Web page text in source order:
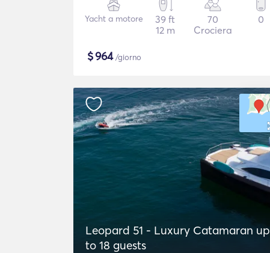
Yacht a motore
39 ft
12 m
70
Crociera
0
$964/giorno
Leopard 51 - Luxury Catamaran up
to 18 guests